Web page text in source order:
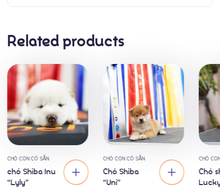
Liên Hệ
Related products
CHÓ CON CÓ SẴN
chó Shiba Inu
“Lyly”
CHÓ CON CÓ SẴN
Chó Shiba
“Uni”
CHÓ
Chó